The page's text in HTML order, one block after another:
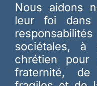
Nous aidons
leur foi dans
sociétales,
chrétien
fraternité,